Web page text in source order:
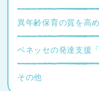
異年齢保育の質を高
ベネッセの発達支援
その他